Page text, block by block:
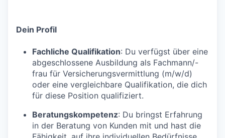
Dein Profil
Fachliche Qualifikation: Du verfügst über eine
abgeschlossene Ausbildung als Fachmann/-
frau für Versicherungsvermittlung (m/w/d)
oder eine vergleichbare Qualifikation, die dich
für diese Position qualifiziert.
Beratungskompetenz: Du bringst Erfahrung
in der Beratung von Kunden mit und hast die